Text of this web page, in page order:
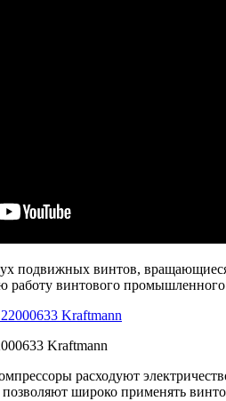
подвижных винтов,
работу винтового
Kraftmann
расходуют
широко применять